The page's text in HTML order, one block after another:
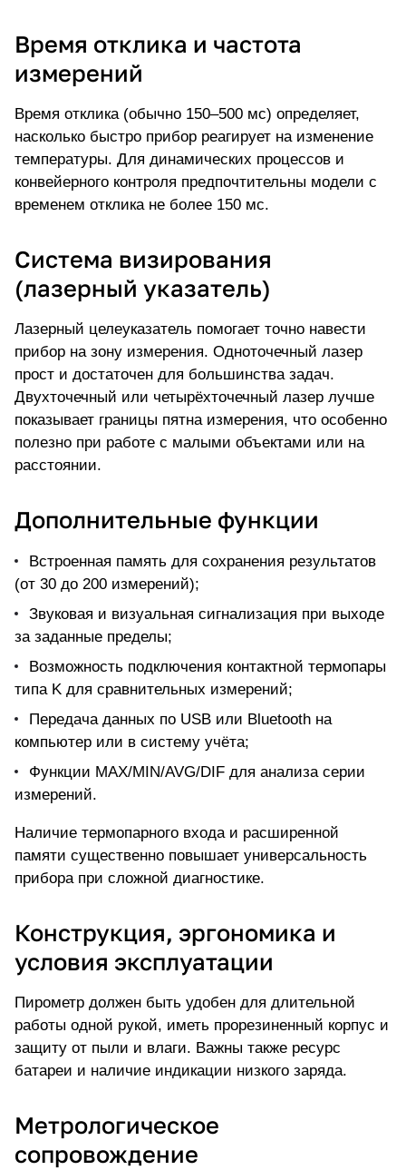
Время отклика и частота
измерений
Время отклика (обычно 150–500 мс) определяет,
насколько быстро прибор реагирует на изменение
температуры. Для динамических процессов и
конвейерного контроля предпочтительны модели с
временем отклика не более 150 мс.
Система визирования
(лазерный указатель)
Лазерный целеуказатель помогает точно навести
прибор на зону измерения. Одноточечный лазер
прост и достаточен для большинства задач.
Двухточечный или четырёхточечный лазер лучше
показывает границы пятна измерения, что особенно
полезно при работе с малыми объектами или на
расстоянии.
Дополнительные функции
Встроенная память для сохранения результатов
(от 30 до 200 измерений);
Звуковая и визуальная сигнализация при выходе
за заданные пределы;
Возможность подключения контактной термопары
типа K для сравнительных измерений;
Передача данных по USB или Bluetooth на
компьютер или в систему учёта;
Функции MAX/MIN/AVG/DIF для анализа серии
измерений.
Наличие термопарного входа и расширенной
памяти существенно повышает универсальность
прибора при сложной диагностике.
Конструкция, эргономика и
условия эксплуатации
Пирометр должен быть удобен для длительной
работы одной рукой, иметь прорезиненный корпус и
защиту от пыли и влаги. Важны также ресурс
батареи и наличие индикации низкого заряда.
Метрологическое
сопровождение